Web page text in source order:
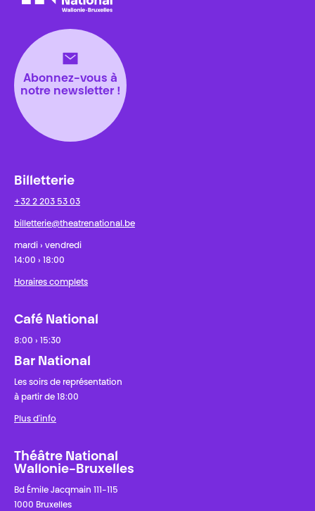
Abonnez-vous à
notre newsletter !
Billetterie
+32 2 203 53 03
billetterie@theatrenational.be
mardi › vendredi
14:00 › 18:00
Horaires complets
Café National
8:00 › 15:30
Bar National
Les soirs de représentation
à partir de 18:00
Plus d'info
Théâtre National
Wallonie-Bruxelles
Bd Émile Jacqmain 111-115
1000 Bruxelles